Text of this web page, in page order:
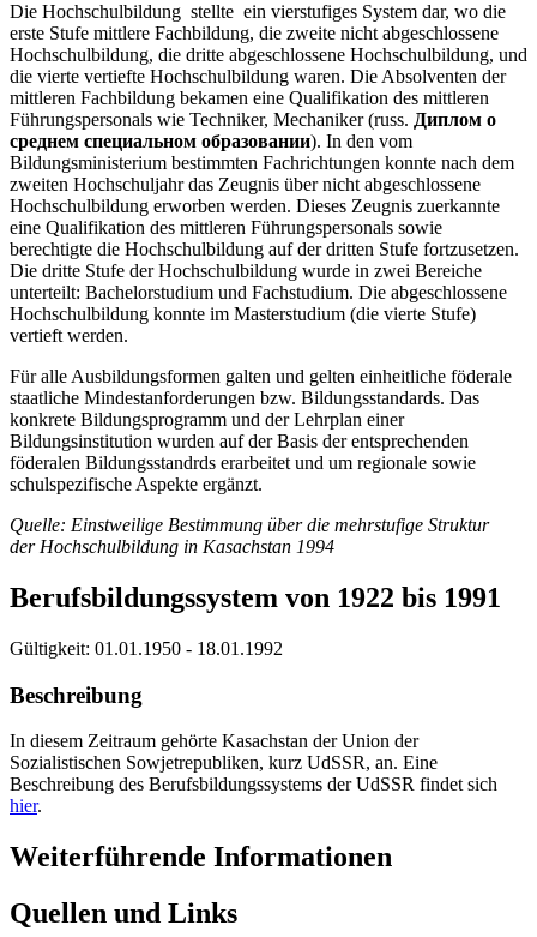
Die Hochschulbildung stellte ein vierstufiges System dar, wo die
erste Stufe mittlere Fachbildung, die zweite nicht abgeschlossene
Hochschulbildung, die dritte abgeschlossene Hochschulbildung, und
die vierte vertiefte Hochschulbildung waren. Die Absolventen der
mittleren Fachbildung bekamen eine Qualifikation des mittleren
Führungspersonals wie Techniker, Mechaniker (russ. Диплом о
среднем специальном образовании). In den vom
Bildungsministerium bestimmten Fachrichtungen konnte nach dem
zweiten Hochschuljahr das Zeugnis über nicht abgeschlossene
Hochschulbildung erworben werden. Dieses Zeugnis zuerkannte
eine Qualifikation des mittleren Führungspersonals sowie
berechtigte die Hochschulbildung auf der dritten Stufe fortzusetzen.
Die dritte Stufe der Hochschulbildung wurde in zwei Bereiche
unterteilt: Bachelorstudium und Fachstudium. Die abgeschlossene
Hochschulbildung konnte im Masterstudium (die vierte Stufe)
vertieft werden.
Für alle Ausbildungsformen galten und gelten einheitliche föderale
staatliche Mindestanforderungen bzw. Bildungsstandards. Das
konkrete Bildungsprogramm und der Lehrplan einer
Bildungsinstitution wurden auf der Basis der entsprechenden
föderalen Bildungsstandrds erarbeitet und um regionale sowie
schulspezifische Aspekte ergänzt.
Quelle: Einstweilige Bestimmung über die mehrstufige Struktur
der Hochschulbildung in Kasachstan 1994
Berufsbildungssystem von 1922 bis 1991
Gültigkeit: 01.01.1950 - 18.01.1992
Beschreibung
In diesem Zeitraum gehörte Kasachstan der Union der
Sozialistischen Sowjetrepubliken, kurz UdSSR, an. Eine
Beschreibung des Berufsbildungssystems der UdSSR findet sich
hier.
Weiterführende Informationen
Quellen und Links